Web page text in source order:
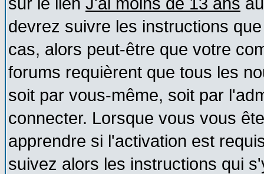
devrez suivre les instructions
cas, alors peut-être que votre
forums requièrent que tous les
soit par vous-même, soit par
connecter. Lorsque vous vous
apprendre si l'activation est
suivez alors les instructions qui